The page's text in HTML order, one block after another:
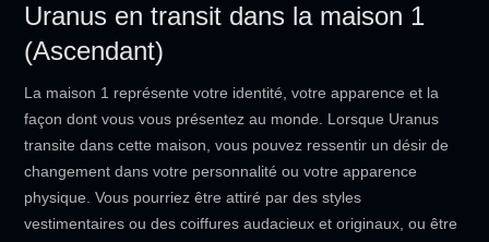
Uranus en transit dans la maison 1
(Ascendant)
La maison 1 représente votre identité, votre apparence et la
façon dont vous vous présentez au monde. Lorsque Uranus
transite dans cette maison, vous pouvez ressentir un désir de
changement dans votre personnalité ou votre apparence
physique. Vous pourriez être attiré par des styles
vestimentaires ou des coiffures audacieux et originaux, ou être